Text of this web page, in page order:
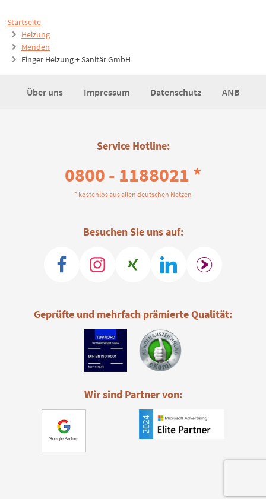
Startseite
Heizung
Menden
Finger Heizung + Sanitär GmbH
Über uns Impressum Datenschutz ANB
Service Hotline:
0800 - 1188021 *
* kostenlos aus allen deutschen Netzen
Besuchen Sie uns auf:
Geprüfte und mehrfach prämierte Qualität:
Wir sind Partner von: